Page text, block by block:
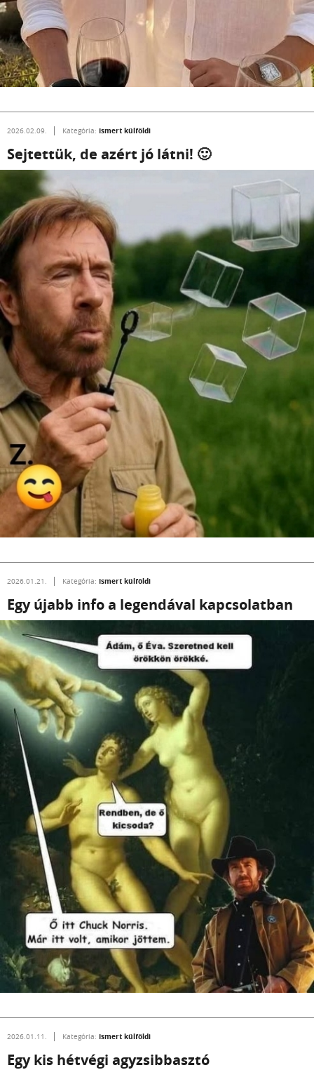
2026.02.09. Kategória: Ismert külföldi
Sejtettük, de azért jó látni! 🙂
2026.01.21. Kategória: Ismert külföldi
Egy újabb info a legendával kapcsolatban
2026.01.11. Kategória: Ismert külföldi
Egy kis hétvégi agyzsibbasztó